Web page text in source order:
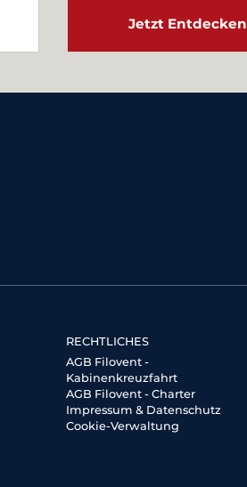
Jetzt Entdecken
RECHTLICHES
AGB Filovent -
Kabinenkreuzfahrt
AGB Filovent - Charter
Impressum & Datenschutz
Cookie-Verwaltung